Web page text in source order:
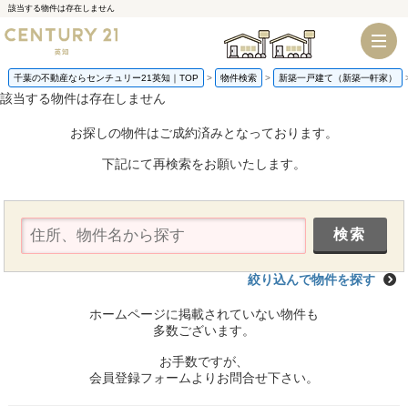
該当する物件は存在しません
千葉店 船橋店
千葉の不動産ならセンチュリー21英知｜TOP 物件検索 新築一戸建て（新築一軒家）
該当する物件は存在しません
お探しの物件はご成約済みとなっております。
下記にて再検索をお願いたします。
絞り込んで物件を探す
ホームページに掲載されていない物件も
多数ございます。
お手数ですが、
会員登録フォームよりお問合せ下さい。